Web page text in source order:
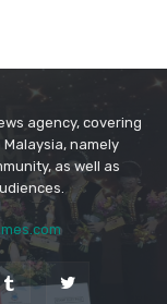
agency, covering
namely
as well as